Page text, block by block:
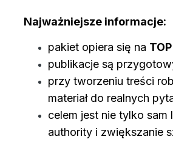
Najważniejsze informacje:
pakiet opiera się na
publikacje są
przy tworzeniu treści
materiał do realnych
celem jest nie tylko
authority i zwiększanie